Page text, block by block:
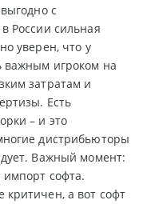
с
России сильная
уверен, что у
важным игроком на
затратам и
Есть
– и это
дистрибьюторы
Важный момент:
импорт софта.
а вот софт